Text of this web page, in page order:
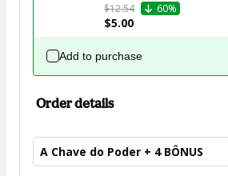
$12.54
60%
$5.00
Add to purchase
Order details
A Chave do Poder + 4 BÔNUS